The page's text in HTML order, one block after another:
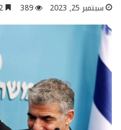
سبتمبر 25, 2023 389